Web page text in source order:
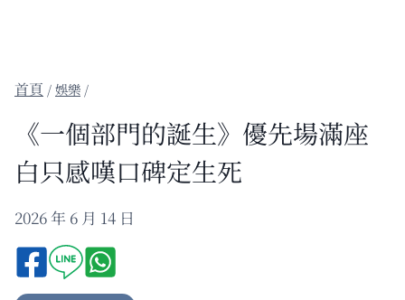
/娛樂 /
《一個部門的誕生》優先場滿座
白只感嘆口碑定生死
2026 年 6 月 14 日